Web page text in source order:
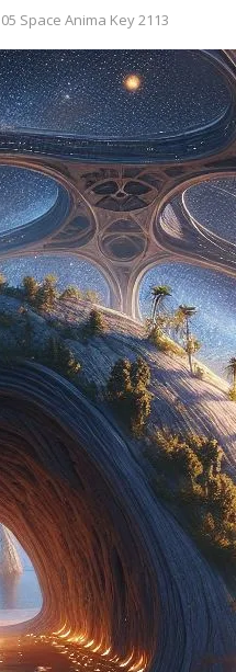
05 Space Anima Key 2113